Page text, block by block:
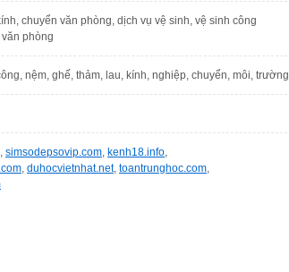
chuyển văn phòng, dịch vụ vệ sinh, vệ sinh công
phòng
nệm, ghế, thảm, lau, kính, nghiệp, chuyển, môi, trường
, simsodepsovip.com, kenh18.info,
, duhocvietnhat.net, toantrunghoc.com,